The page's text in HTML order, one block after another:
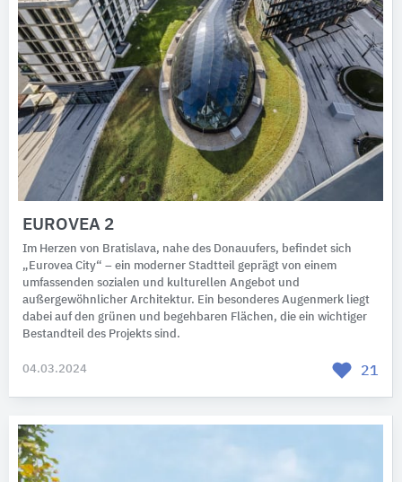
EUROVEA 2
Im Herzen von Bratislava, nahe des Donauufers, befindet sich
„Eurovea City“ – ein moderner Stadtteil geprägt von einem
umfassenden sozialen und kulturellen Angebot und
außergewöhnlicher Architektur. Ein besonderes Augenmerk liegt
dabei auf den grünen und begehbaren Flächen, die ein wichtiger
Bestandteil des Projekts sind.
04.03.2024 21